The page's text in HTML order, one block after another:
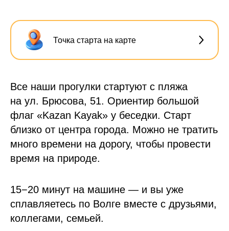
Точка старта на карте
Все наши прогулки стартуют с пляжа
на ул. Брюсова, 51. Ориентир большой
флаг «Kazan Kayak» у беседки. Старт
близко от центра города. Можно не тратить
много времени на дорогу, чтобы провести
время на природе.
15−20 минут на машине — и вы уже
сплавляетесь по Волге вместе с друзьями,
коллегами, семьей.